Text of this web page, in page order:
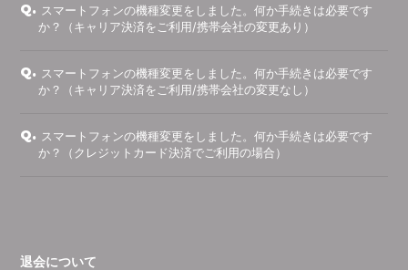
Q. スマートフォンの機種変更をしました。何か手続きは必要です
か？（キャリア決済をご利用/携帯会社の変更あり）
Q. スマートフォンの機種変更をしました。何か手続きは必要です
か？（キャリア決済をご利用/携帯会社の変更なし）
Q. スマートフォンの機種変更をしました。何か手続きは必要です
か？（クレジットカード決済でご利用の場合）
退会について